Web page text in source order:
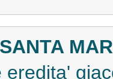
eredita'